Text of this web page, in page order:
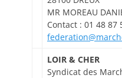
MR MOREAU
Contact : 01 48 87
LOIR & CHER
Syndicat des